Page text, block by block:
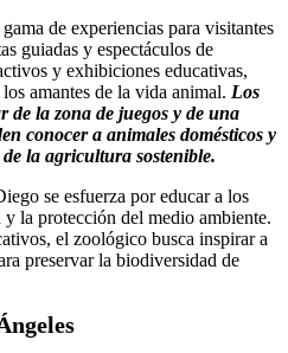
de experiencias para visitantes
guiadas y espectáculos de
y exhibiciones educativas,
amantes de la vida animal. Los
de la zona de juegos y de una
conocer a animales domésticos y
la agricultura sostenible.
se esfuerza por educar a los
la protección del medio ambiente.
el zoológico busca inspirar a
preservar la biodiversidad de